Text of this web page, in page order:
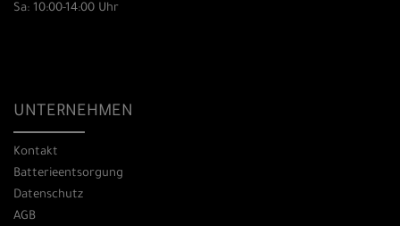
Sa: 10:00-14:00 Uhr
UNTERNEHMEN
Kontakt
Batterieentsorgung
Datenschutz
AGB